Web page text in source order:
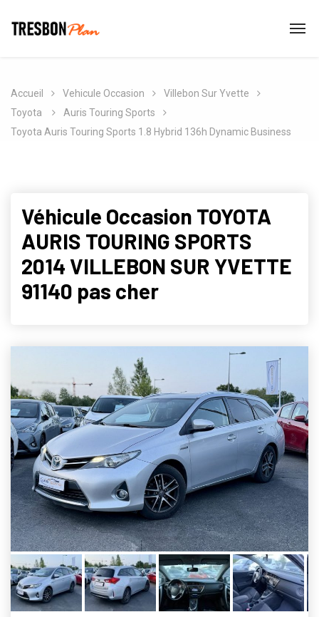
Accueil Vehicule Occasion
Villebon Sur Yvette
Toyota
Auris Touring Sports
Toyota Auris Touring Sports 1.8 Hybrid 136h Dynamic Business
Véhicule Occasion TOYOTA
AURIS TOURING SPORTS
2014 VILLEBON SUR YVETTE
91140 pas cher